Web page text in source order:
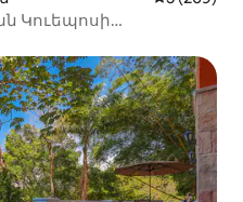
Կուեպոսի
տները